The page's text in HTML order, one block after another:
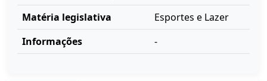
Matéria legislativa
Esportes e Lazer
Informações
-